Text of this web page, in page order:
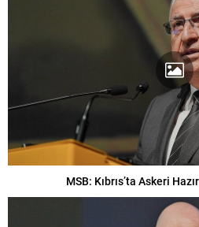
MSB: Kıbrıs’ta Askeri